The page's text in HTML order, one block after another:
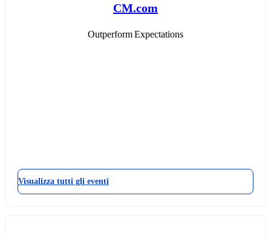
CM.com
Outperform Expectations
Visualizza tutti gli eventi